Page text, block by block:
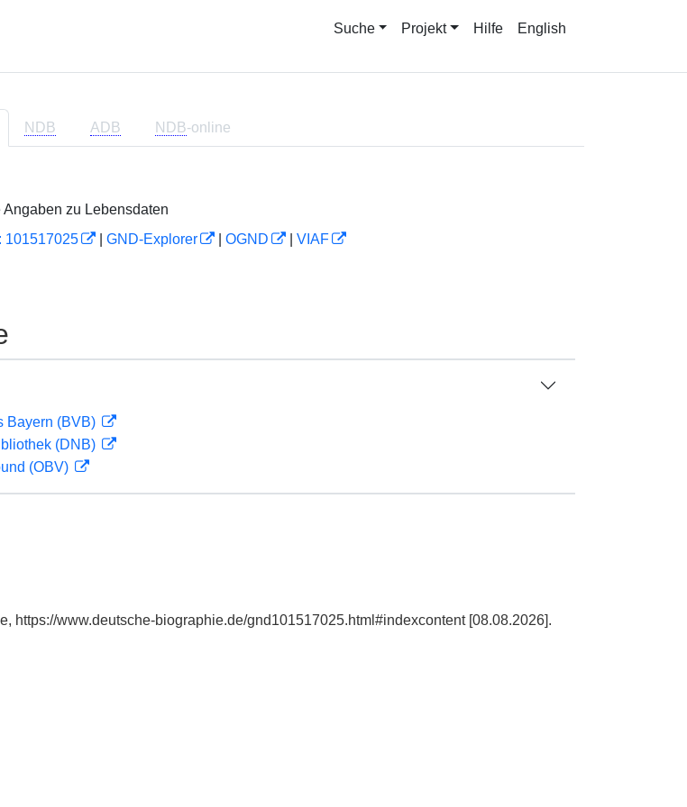
Suche Projekt Hilfe English
NDB ADB NDB-online
Angaben zu Lebensdaten
101517025 GND-Explorer OGND VIAF
Bayern (BVB)
(DNB)
(OBV)
https://www.deutsche-biographie.de/gnd101517025.html#indexcontent [08.08.2026].